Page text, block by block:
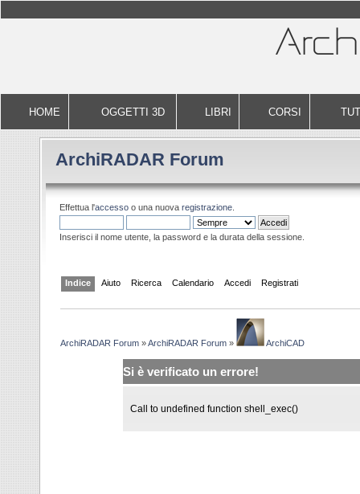
HOME OGGETTI 3D LIBRI CORSI
ArchiRADAR Forum
Effettua l'accesso o una nuova registrazione.
Inserisci il nome utente, la password e la durata della sessione.
Indice Aiuto Ricerca Calendario Accedi Registrati
ArchiRADAR Forum »ArchiRADAR Forum » ArchiCAD
Si è verificato un errore!
Call to undefined function shell_exec()